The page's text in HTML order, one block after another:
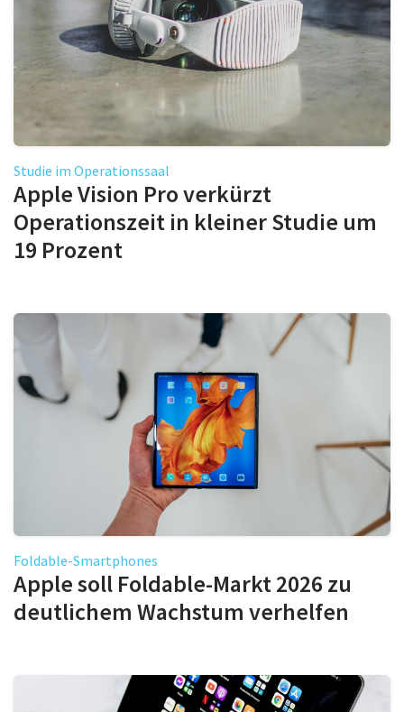
Studie im Operationssaal
Apple Vision Pro verkürzt
Operationszeit in kleiner Studie um
19 Prozent
Foldable-Smartphones
Apple soll Foldable-Markt 2026 zu
deutlichem Wachstum verhelfen